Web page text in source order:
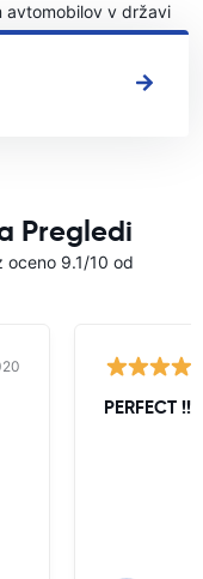
avtomobilov v državi
Pregledi
oceno 9.1/10 od
PERFECT